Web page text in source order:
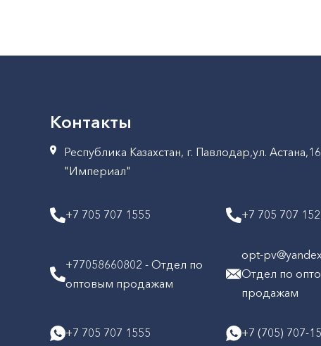
Контакты
Республика Казахстан, г. Павлодар,ул.
"Империал"
+7 705 707 1555 +7 705 707
+77058660802 - Отдел по
оптовым продажам
opt-
Отдел по
продажам
+7 705 707 1555 +7 (705) 707-